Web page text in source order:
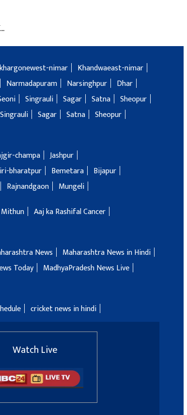
khargonewest-nimar
Khandwaeast-nimar
Narmadapuram Narsinghpur
Dhar
Singrauli Sagar Satna
Sheopur
Singrauli Sagar Satna
Sheopur
champa
Jashpur
bharatpur Bemetara
Bijapur
Rajnandgaon Mungeli
Aaj ka Rashifal Cancer
News
Maharashtra News in Hindi
Today
MadhyaPradesh News Live
cricket news in hindi
Watch Live